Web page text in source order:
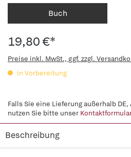
Buch
19,80 €*
Preise inkl. MwSt., ggf. zzgl.
in Vorbereitung
Falls Sie eine Lieferung außerhalb DE,
nutzen Sie bitte unser
Beschreibung